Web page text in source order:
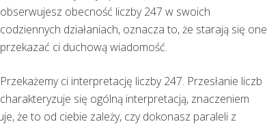
obserwujesz obecność liczby 247 w swoich
codziennych działaniach, oznacza to, że starają się one
przekazać ci duchową wiadomość.
Przekażemy ci interpretację liczby 247. Przesłanie liczb
charakteryzuje się ogólną interpretacją, znaczeniem
że to od ciebie zależy, czy dokonasz paraleli z